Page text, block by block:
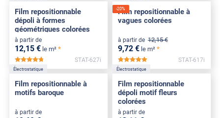
Film repositionnable
dépoli à formes
géométriques colorées
à partir de
12,15 € le m² *
*****
STAT-627i
-20%
Film repositionnable à
vagues colorées
à partir de 12,15 €
9,72 € le m² *
STAT-617i
Électrostatique
Film repositionnable à
motifs baroque
à partir de
Électrostatique
Film repositionnable
dépoli motif fleurs
colorées
à partir de